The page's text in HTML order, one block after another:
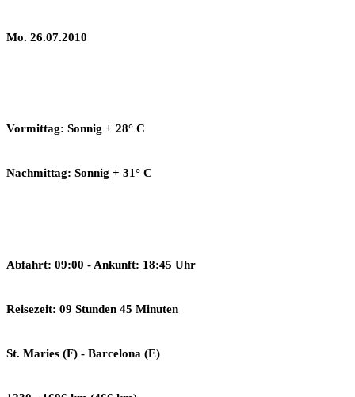
Mo. 26.07.2010
Vormittag: Sonnig + 28° C
Nachmittag: Sonnig + 31° C
Abfahrt: 09:00 - Ankunft: 18:45 Uhr
Reisezeit: 09 Stunden 45 Minuten
St. Maries (F) - Barcelona (E)